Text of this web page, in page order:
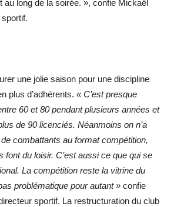
long de la soirée. », confie Mickaël
une jolie saison pour une discipline
plus d’adhérents. « C’est presque
60 et 80 pendant plusieurs années et
de 90 licenciés. Néanmoins on n’a
combattants au format compétition,
font du loisir. C’est aussi ce que qui se
La compétition reste la vitrine du
problématique pour autant » confie
sportif. La restructuration du club